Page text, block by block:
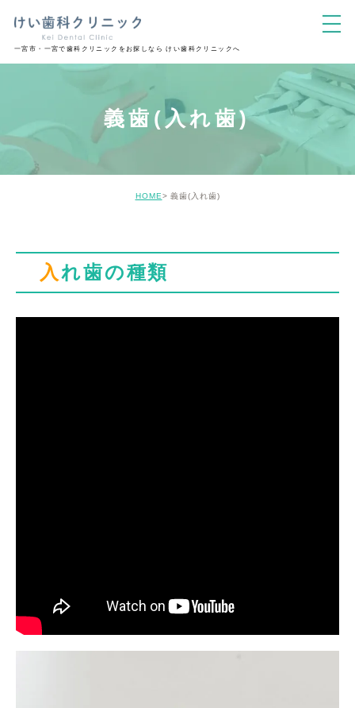
一宮市・一宮で歯科クリニックをお探しなら けい歯科クリニックへ
義歯(入れ歯)
HOME 義歯(入れ歯)
入れ歯の種類